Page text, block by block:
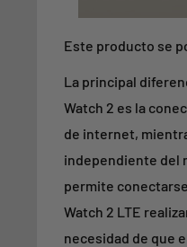
Este producto se
La principal
Watch 2 es la
de internet,
independiente del
permite
Watch 2 LTE
necesidad de que